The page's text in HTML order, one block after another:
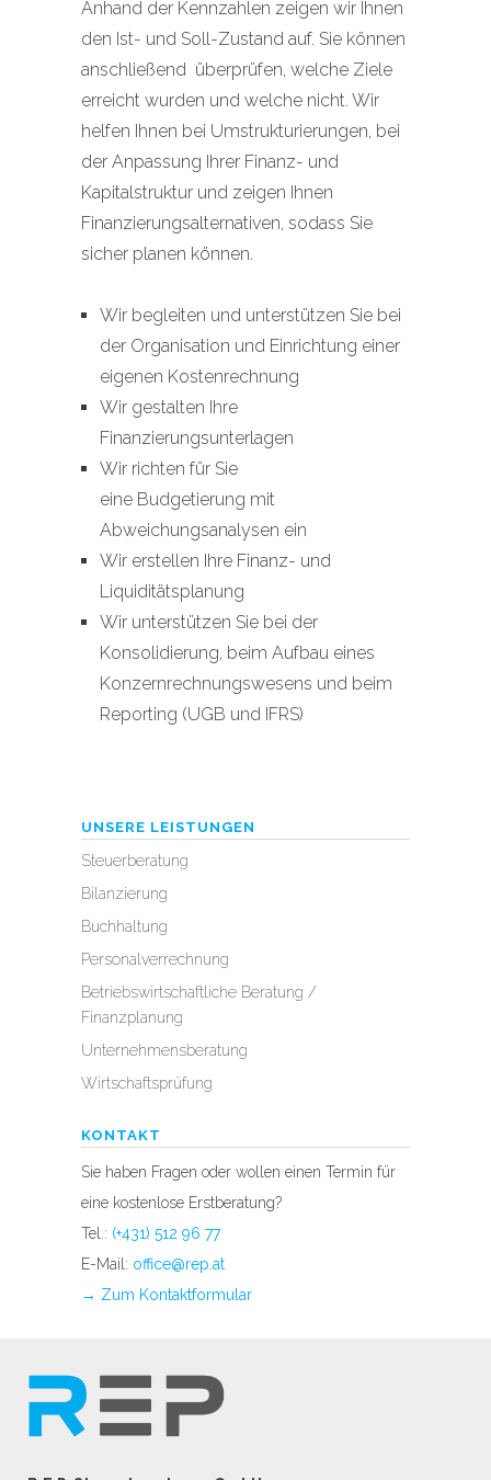
Anhand der Kennzahlen zeigen wir Ihnen
den Ist- und Soll-Zustand auf. Sie können
anschließend überprüfen, welche Ziele
erreicht wurden und welche nicht. Wir
helfen Ihnen bei Umstrukturierungen, bei
der Anpassung Ihrer Finanz- und
Kapitalstruktur und zeigen Ihnen
Finanzierungsalternativen, sodass Sie
sicher planen können.
Wir begleiten und unterstützen Sie bei
der Organisation und Einrichtung einer
eigenen Kostenrechnung
Wir gestalten Ihre
Finanzierungsunterlagen
Wir richten für Sie
eine Budgetierung mit
Abweichungsanalysen ein
Wir erstellen Ihre Finanz- und
Liquiditätsplanung
Wir unterstützen Sie bei der
Konsolidierung, beim Aufbau eines
Konzernrechnungswesens und beim
Reporting (UGB und IFRS)
UNSERE LEISTUNGEN
Steuerberatung
Bilanzierung
Buchhaltung
Personalverrechnung
Betriebswirtschaftliche Beratung /
Finanzplanung
Unternehmensberatung
Wirtschaftsprüfung
KONTAKT
Sie haben Fragen oder wollen einen Termin für
eine kostenlose Erstberatung?
Tel.: (+431) 512 96 77
E-Mail: office@rep.at
→ Zum Kontaktformular